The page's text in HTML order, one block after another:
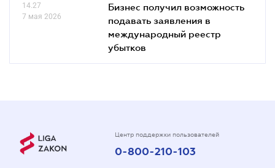
14.27
7 мая 2026
Бизнес получил возможность
подавать заявления в
международный реестр
убытков
Центр поддержки пользователей
0-800-210-103